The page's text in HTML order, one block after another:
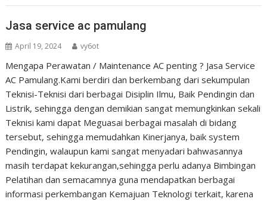
Jasa service ac pamulang
April 19, 2024 vy6ot
Mengapa Perawatan / Maintenance AC penting ? Jasa Service
AC Pamulang.Kami berdiri dan berkembang dari sekumpulan
Teknisi-Teknisi dari berbagai Disiplin Ilmu, Baik Pendingin dan
Listrik, sehingga dengan demikian sangat memungkinkan sekali
Teknisi kami dapat Meguasai berbagai masalah di bidang
tersebut, sehingga memudahkan Kinerjanya, baik system
Pendingin, walaupun kami sangat menyadari bahwasannya
masih terdapat kekurangan,sehingga perlu adanya Bimbingan
Pelatihan dan semacamnya guna mendapatkan berbagai
informasi perkembangan Kemajuan Teknologi terkait, karena